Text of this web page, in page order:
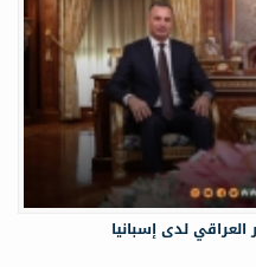
لدى إسبانيا